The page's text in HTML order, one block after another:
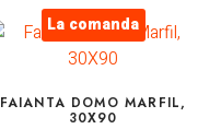
La comanda
FAIANTA DOMO MARFIL,
30X90